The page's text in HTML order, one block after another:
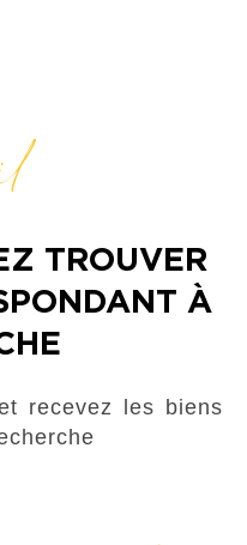
TROUVER
À
recevez les biens